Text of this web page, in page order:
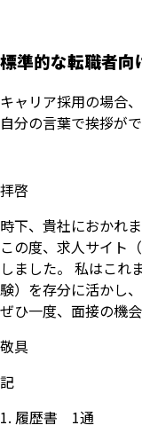
標準的な転職者向
キャリア採用の場合
自分の言葉で挨拶が
拝啓
時下、貴社におかれ
この度、求人サイト
しました。 私はこれ
験）を存分に活かし
ぜひ一度、面接の機
敬具
記
履歴書 1通